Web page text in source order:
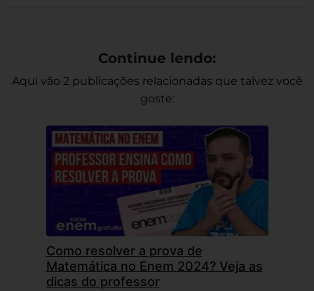
Continue lendo:
Aqui vão 2 publicações relacionadas que talvez você
goste:
Como resolver a prova de
Matemática no Enem 2024? Veja as
dicas do professor